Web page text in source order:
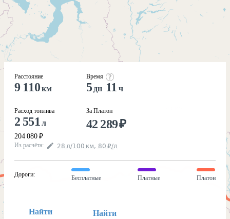
Расстояние
9 110км
Расход топлива
2 551 л
204 080 ₽
Время
5 дн 11 ч
За Платон
42 289₽
Из расчёта: 28 л/100 км, 80 ₽/л
Дороги:
Бесплатные Платные Платон
Найти Найти